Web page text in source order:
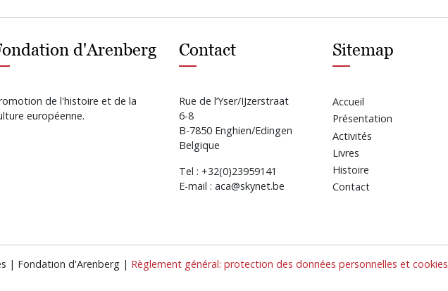
d'Arenberg
de l'histoire et de la
européenne.
Contact
Rue de l’Yser/IJzerstraat
6-8
B-7850 Enghien/Edingen
Belgique
Tel : +32(0)23959141
E-mail : aca@skynet.be
Sitemap
Accueil
Présentation
Activités
Livres
Histoire
Contact
| Fondation d'Arenberg | Règlement général: protection des données personnelles et cookies